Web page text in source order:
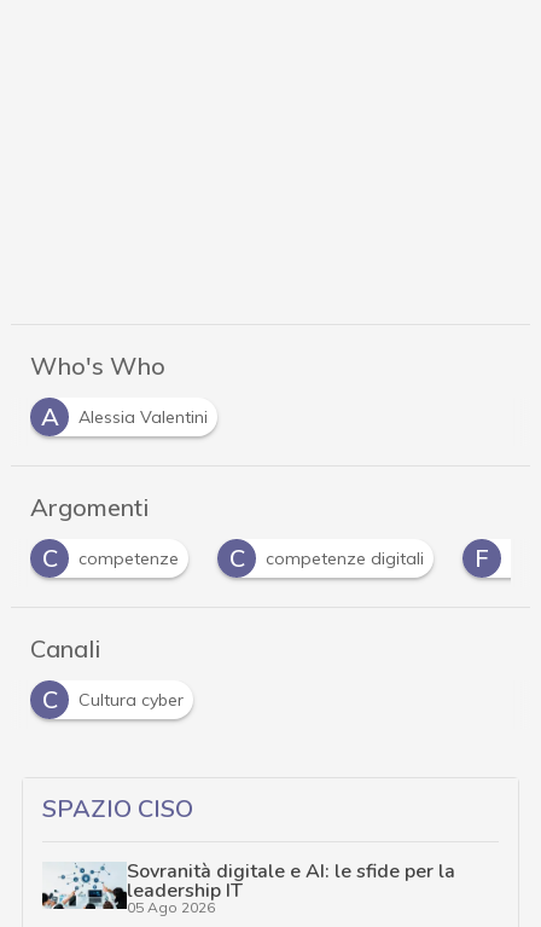
Who's Who
A
Alessia Valentini
Argomenti
C
competenze C competenze digitali F
Canali
C
Cultura cyber
SPAZIO CISO
Sovranità digitale e AI: le sfide per la
leadership IT
05 Ago 2026